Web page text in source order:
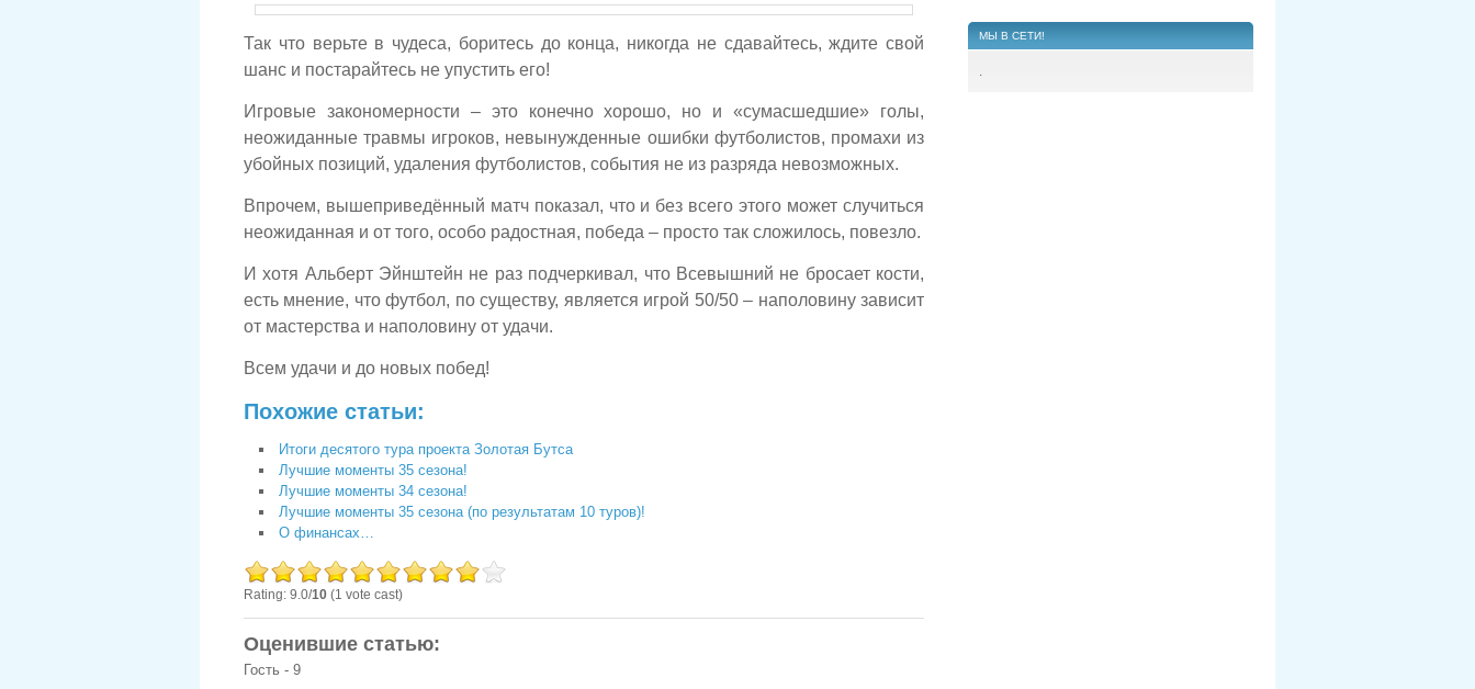
Так что верьте в чудеса, боритесь до конца, никогда не сдавайтесь, ждите свой
шанс и постарайтесь не упустить его!
Игровые закономерности – это конечно хорошо, но и «сумасшедшие» голы,
неожиданные травмы игроков, невынужденные ошибки футболистов, промахи из
убойных позиций, удаления футболистов, события не из разряда невозможных.
Впрочем, вышеприведённый матч показал, что и без всего этого может случиться
неожиданная и от того, особо радостная, победа – просто так сложилось, повезло.
И хотя Альберт Эйнштейн не раз подчеркивал, что Всевышний не бросает кости,
есть мнение, что футбол, по существу, является игрой 50/50 – наполовину зависит
от мастерства и наполовину от удачи.
Всем удачи и до новых побед!
Похожие статьи:
Итоги десятого тура проекта Золотая Бутса
Лучшие моменты 35 сезона!
Лучшие моменты 34 сезона!
Лучшие моменты 35 сезона (по результатам 10 туров)!
О финансах…
Rating: 9.0/10 (1 vote cast)
Оценившие статью:
Гость - 9
МЫ В СЕТИ!
.